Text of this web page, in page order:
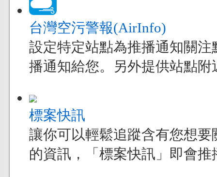
台灣空污警報(AirInfo)
設定特定站點為推播通知關
播通知給您。另外提供站點
標案快訊
讓你可以輕鬆追蹤含有您想
的資訊，「標案快訊」即會推